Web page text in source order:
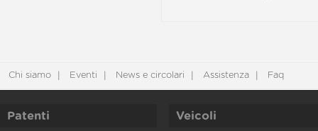
Chi siamo Eventi News e circolari Assistenza Faq
Patenti Veicoli